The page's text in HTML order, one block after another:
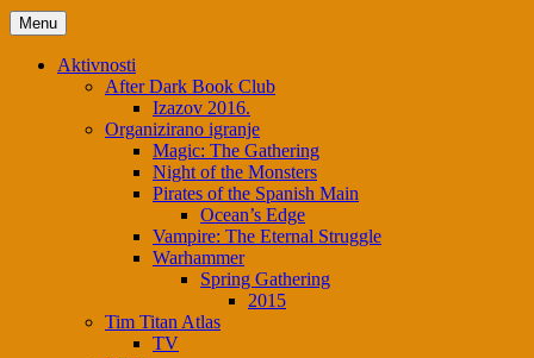
Menu
Aktivnosti
After Dark Book Club
Izazov 2016.
Organizirano igranje
Magic: The Gathering
Night of the Monsters
Pirates of the Spanish Main
Ocean’s Edge
Vampire: The Eternal Struggle
Warhammer
Spring Gathering
2015
Tim Titan Atlas
TV